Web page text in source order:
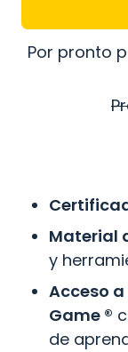
Por pronto
Material
y
Acceso
Game ®
de